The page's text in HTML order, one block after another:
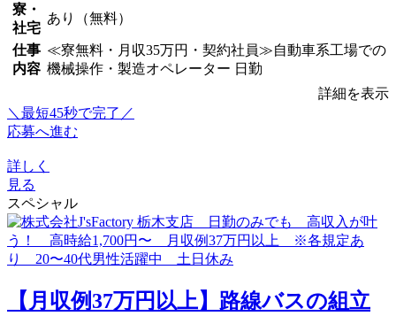
寮・
社宅
あり（無料）
仕事
内容
≪寮無料・月収35万円・契約社員≫自動車系工場での
機械操作・製造オペレーター 日勤
詳細を表示
＼最短45秒で完了／
応募へ進む
詳しく
見る
スペシャル
【月収例37万円以上】路線バスの組立